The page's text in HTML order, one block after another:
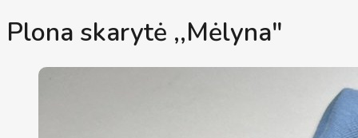
Plona skarytė ,,Mėlyna"